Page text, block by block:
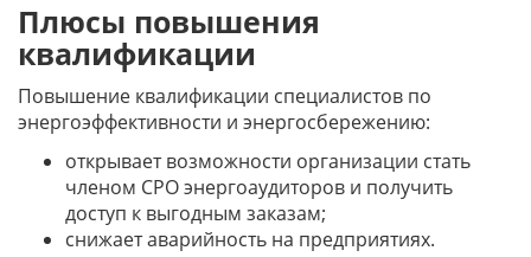
Плюсы повышения
квалификации
Повышение квалификации специалистов по
энергоэффективности и энергосбережению:
открывает возможности организации стать
членом СРО энергоаудиторов и получить
доступ к выгодным заказам;
снижает аварийность на предприятиях.